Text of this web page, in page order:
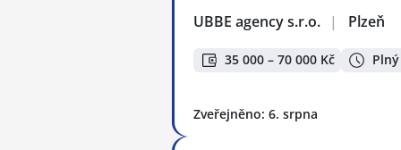
UBBE agency s.r.o. | Plzeň
35 000 – 70 000 Kč
Zveřejněno: 6. srpna